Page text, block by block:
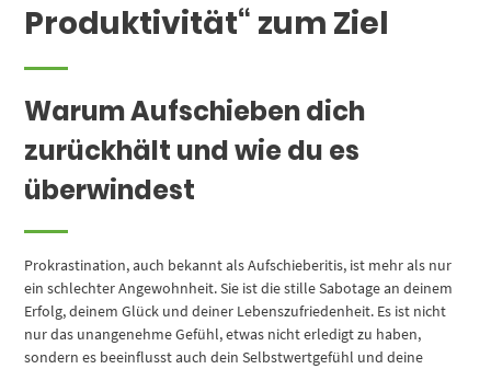
Produktivität“ zum Ziel
Warum Aufschieben dich
zurückhält und wie du es
überwindest
Prokrastination, auch bekannt als Aufschieberitis, ist mehr als nur
ein schlechter Angewohnheit. Sie ist die stille Sabotage an deinem
Erfolg, deinem Glück und deiner Lebenszufriedenheit. Es ist nicht
nur das unangenehme Gefühl, etwas nicht erledigt zu haben,
sondern es beeinflusst auch dein Selbstwertgefühl und deine